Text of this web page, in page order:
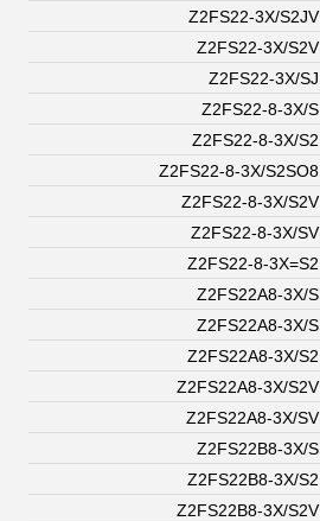
Z2FS22-3X/S2JV
Z2FS22-3X/S2V
Z2FS22-3X/SJ
Z2FS22-8-3X/S
Z2FS22-8-3X/S2
Z2FS22-8-3X/S2SO8
Z2FS22-8-3X/S2V
Z2FS22-8-3X/SV
Z2FS22-8-3X=S2
Z2FS22A8-3X/S
Z2FS22A8-3X/S
Z2FS22A8-3X/S2
Z2FS22A8-3X/S2V
Z2FS22A8-3X/SV
Z2FS22B8-3X/S
Z2FS22B8-3X/S2
Z2FS22B8-3X/S2V